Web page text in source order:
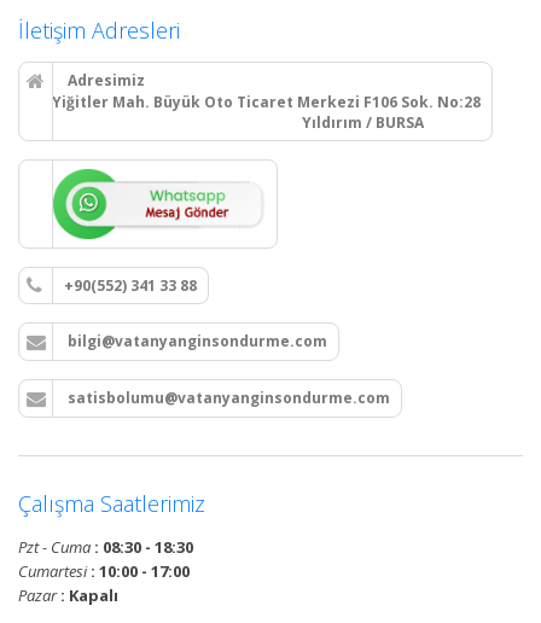
İletişim Adresleri
Adresimiz
Yiğitler Mah. Büyük Oto Ticaret Merkezi F106 Sok. No:28
Yıldırım / BURSA
+90(552) 341 33 88
bilgi@vatanyanginsondurme.com
satisbolumu@vatanyanginsondurme.com
Çalışma Saatlerimiz
Pzt - Cuma : 08:30 - 18:30
Cumartesi: 10:00 - 17:00
Pazar: Kapalı